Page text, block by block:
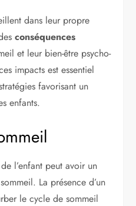
dans leur propre
conséquences
et leur bien-être psycho-
impacts est essentiel
favorisant un
enfants.
l’enfant peut avoir un
La présence d’un
le cycle de sommeil